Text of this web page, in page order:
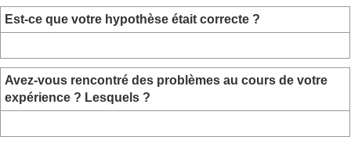
Est-ce que votre hypothèse était correcte ?
Avez-vous rencontré des problèmes au cours de votre
expérience ? Lesquels ?